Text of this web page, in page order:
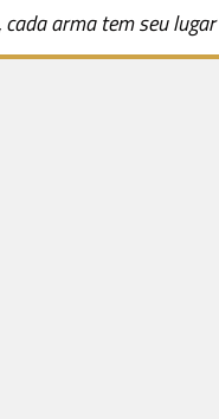
cada arma tem seu